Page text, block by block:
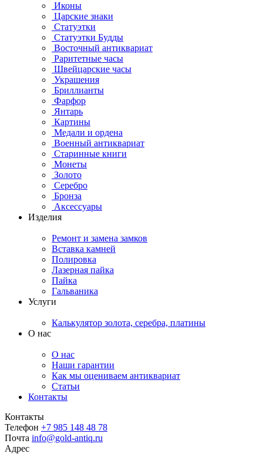
Иконы
Царские знаки
Статуэтки
Статуэтки Будды
Восточный антиквариат
Раритетные часы
Швейцарские часы
Украшения
Бриллианты
Фарфор
Янтарь
Картины
Медали и ордена
Военный антиквариат
Старинные книги
Монеты
Золото
Серебро
Бронза
Аксессуары
Изделия
Ремонт и замена замков
Вставка камней
Полировка
Лазерная пайка
Пайка
Гальваника
Услуги
Калькулятор золота, серебра, платины
О нас
О нас
Наши гарантии
Как мы оцениваем антиквариат
Статьи
Контакты
Контакты
Телефон +7 985 148 48 78
Почта info@gold-antiq.ru
Адрес